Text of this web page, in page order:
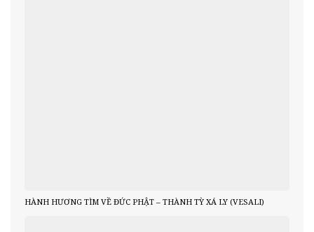
HÀNH HƯƠNG TÌM VỀ ĐỨC PHẬT – THÀNH TỲ XÁ LY (VESALI)